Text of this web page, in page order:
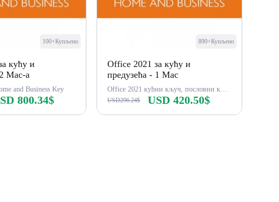
100+Купљено
кућу и
Mac-а
and Business Key
800.34$
890+Купљено
Office 2021 за кућу и
предузећа - 1 Mac
Office 2021 кућни кључ, пословни кључ
USD296.24$ USD 420.50$